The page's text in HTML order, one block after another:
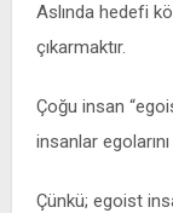
Aslında hedefi
çıkarmaktır.
Çoğu insan
insanlar
Çünkü; egoist